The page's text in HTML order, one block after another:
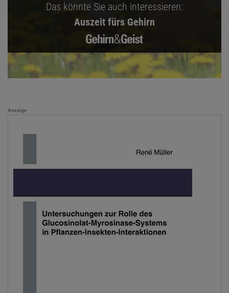
Das könnte Sie auch interessieren:
Auszeit fürs Gehirn
Anzeige